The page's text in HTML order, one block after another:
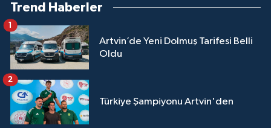
Trend Haberler
Artvin’de Yeni Dolmuş Tarifesi Belli
Oldu
1
Türkiye Şampiyonu Artvin'den
2